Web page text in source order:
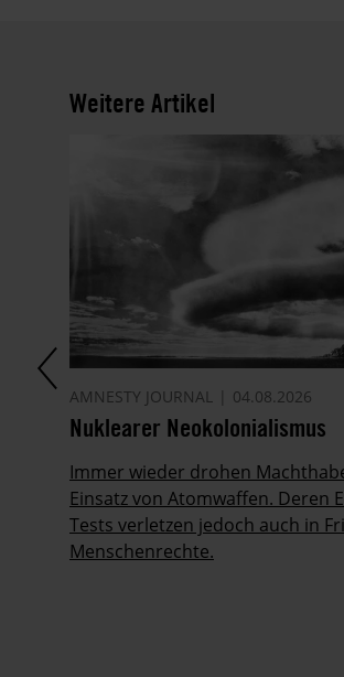
Weitere Artikel
AMNESTY JOURNAL 04.08.2026
Nuklearer Neokolonialismus
Immer wieder drohen
Einsatz von Atomwaffen. Deren
Tests verletzen jedoch auch in
Menschenrechte.